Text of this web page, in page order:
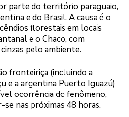
parte do território paraguaio,
e do Brasil. A causa é o
florestais em locais
e o Chaco, com
pelo ambiente.
fronteiriça (incluindo a
e a argentina Puerto Iguazú)
ocorrência do fenômeno,
nas próximas 48 horas.